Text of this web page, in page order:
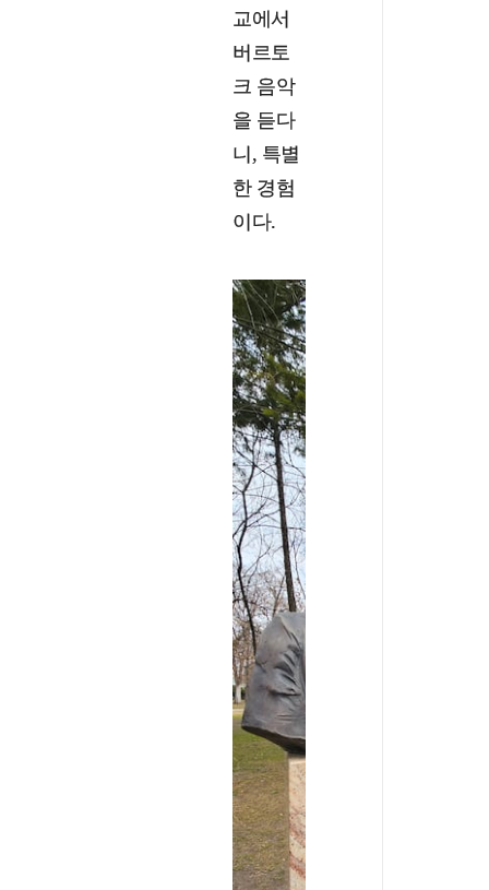
교에서
버르토
크 음악
을 듣다
니, 특별
한 경험
이다.